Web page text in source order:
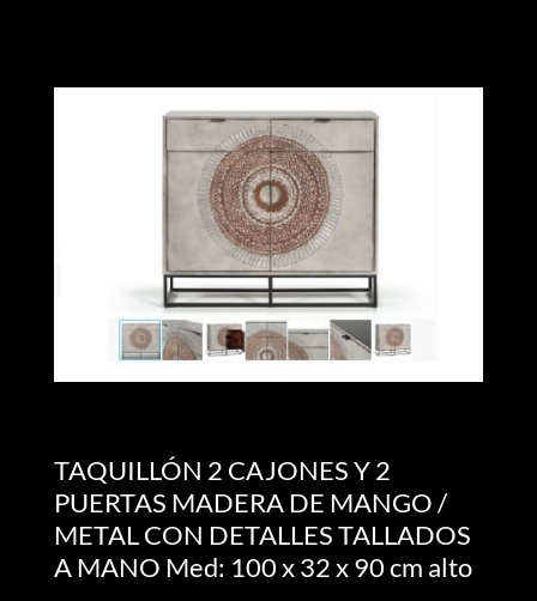
TAQUILLÓN 2 CAJONES Y 2
PUERTAS MADERA DE MANGO /
METAL CON DETALLES TALLADOS
A MANO Med: 100 x 32 x 90 cm alto